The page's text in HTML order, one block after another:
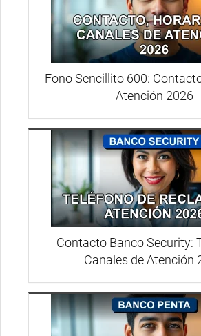
Fono Sencillito 600:
Atención 2026
Contacto Banco Security:
Canales de Atención